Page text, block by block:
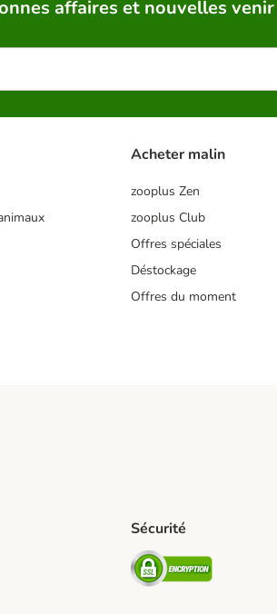
affaires et nouvelles
Acheter malin
zooplus Zen
zooplus Club
Offres spéciales
Déstockage
Offres du moment
relay Shipping Method
Sécurité
Security